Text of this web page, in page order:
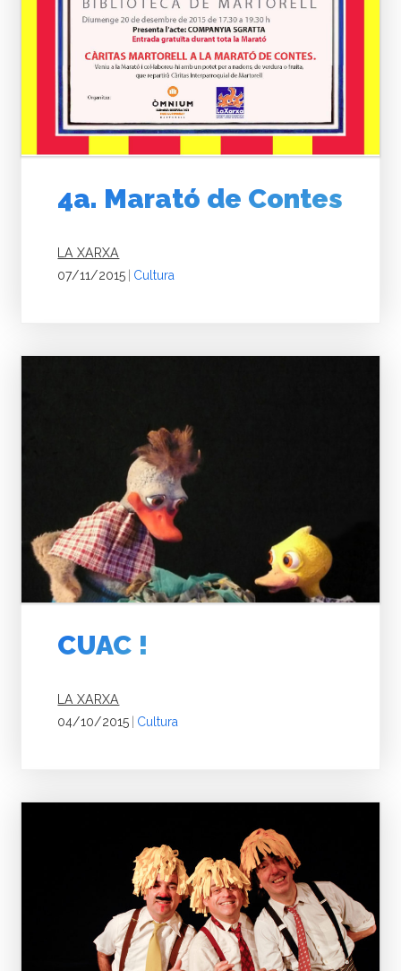
4a. Marató de Contes
07/11/2015
LA XARXA
Cultura
CUAC !
04/10/2015
LA XARXA
Cultura